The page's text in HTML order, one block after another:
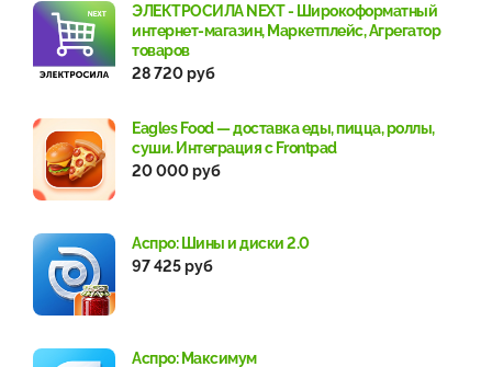
ЭЛЕКТРОСИЛА NEXT - Широкоформатный
интернет-магазин, Маркетплейс, Агрегатор
товаров
28 720 руб
Eagles Food — доставка еды, пицца, роллы,
суши. Интеграция с Frontpad
20 000 руб
Аспро: Шины и диски 2.0
97 425 руб
Аспро: Максимум